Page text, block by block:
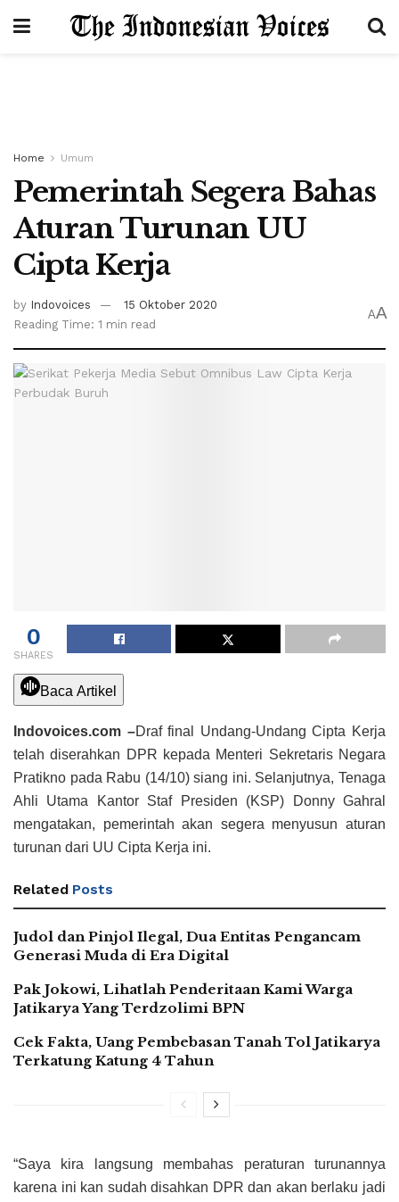
Home Umum
Pemerintah Segera Bahas
Aturan Turunan UU
Cipta Kerja
by Indovoices
15 Oktober 2020
Reading Time: 1 min read
AA
0
SHARES
Baca Artikel
Indovoices.com –Draf final Undang-Undang Cipta Kerja
telah diserahkan DPR kepada Menteri Sekretaris Negara
Pratikno pada Rabu (14/10) siang ini. Selanjutnya, Tenaga
Ahli Utama Kantor Staf Presiden (KSP) Donny Gahral
mengatakan, pemerintah akan segera menyusun aturan
turunan dari UU Cipta Kerja ini.
Related Posts
Judol dan Pinjol Ilegal, Dua Entitas Pengancam
Generasi Muda di Era Digital
Pak Jokowi, Lihatlah Penderitaan Kami Warga
Jatikarya Yang Terdzolimi BPN
Cek Fakta, Uang Pembebasan Tanah Tol Jatikarya
Terkatung Katung 4 Tahun
“Saya kira langsung membahas peraturan turunannya
karena ini kan sudah disahkan DPR dan akan berlaku jadi